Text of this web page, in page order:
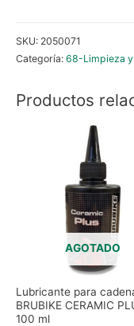
SKU: 2050071
Categoría: 68-Limpieza
Productos
AGOTADO
Lubricante para
BRUBIKE CERAMIC
100 ml